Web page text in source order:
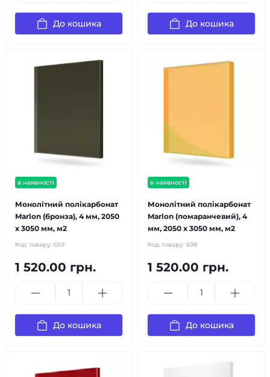
До кошика До кошика
в наявності
Монолітний полікарбонат
Marlon (бронза), 4 мм, 2050
х 3050 мм, м2
Код товару: 659
1 520.00 грн.
До кошика
в наявності
Монолітний полікарбонат
Marlon (помаранчевий), 4
мм, 2050 х 3050 мм, м2
Код товару: 698
1 520.00 грн.
До кошика